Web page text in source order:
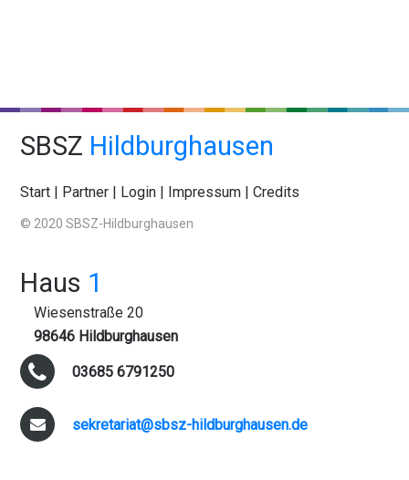
SBSZ Hildburghausen
Start | Partner | Login | Impressum |Credits
© 2020 SBSZ-Hildburghausen
Haus 1
Wiesenstraße 20
98646 Hildburghausen
03685 6791250
sekretariat@sbsz-hildburghausen.de